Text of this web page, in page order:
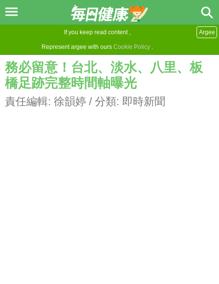
If you keep read content ,
Represent argee with ours Cookie Policy .
Argee
務必留意！台北、淡水、八里、板
橋足跡完整時間軸曝光
責任編輯: 徐韻婷 / 分類: 即時新聞